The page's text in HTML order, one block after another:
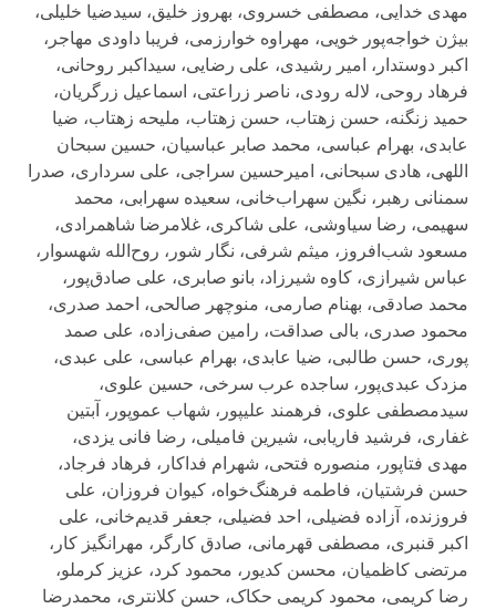
مهدی خدايی، مصطفی خسروی، بهروز خليق، سيدضيا خليلی،
بيژن خواجه‌پور خويی، مهراوه خوارزمی، فريبا داودی مهاجر،
اکبر دوستدار، امير رشيدی، علی رضايی، سيداکبر روحانی،
فرهاد روحی، لاله رودی، ناصر زراعتی، اسماعيل زرگريان،
حميد زنگنه، حسن زهتاب، حسن زهتاب، مليحه زهتاب، ضيا
عابدی، بهرام عباسی، محمد صابر عباسيان، حسين سبحان‌
اللهی، هادی سبحانی، اميرحسين سراجی، علی سرداری، صدرا
سمنانی رهبر، نگين سهراب‌خانی، سعيده سهرابی، محمد
سهيمی، رضا سياوشی، علی شاکری، غلامرضا شاهمرادی،
مسعود شب‌افروز، ميثم شرفی، نگار شور، روح‌الله شهسوار،
عباس شيرازی، کاوه شيرزاد، بانو صابری، علی صادق‌پور،
محمد صادقی، بهنام صارمی، منوچهر صالحی، احمد صدری،
محمود صدری، بالی صداقت، رامين صفی‌زاده، علی صمد
پوری، حسن طالبی، ضيا عابدی، بهرام عباسی، علی عبدی،
مزدک عبدی‌پور، ساجده عرب سرخی، حسين علوی،
سيدمصطفی علوی، فرهمند عليپور، شهاب عموپور، آبتين
غفاری، فرشيد فاريابی، شيرين فاميلی، رضا فانی يزدی،
مهدی فتاپور، منصوره فتحی، شهرام فداکار، فرهاد فرجاد،
حسن فرشتيان، فاطمه فرهنگ‌خواه، کيوان فروزان، علی
فروزنده، آزاده فضيلی، احد فضيلی، جعفر قديم‌خانی، علی
اکبر قنبری، مصطفی قهرمانی، صادق کارگر، مهرانگيز کار،
مرتضی کاظميان، محسن کديور، محمود کرد، عزيز کرملو،
رضا کريمی، محمود کريمی حکاک، حسن کلانتری، محمدرضا